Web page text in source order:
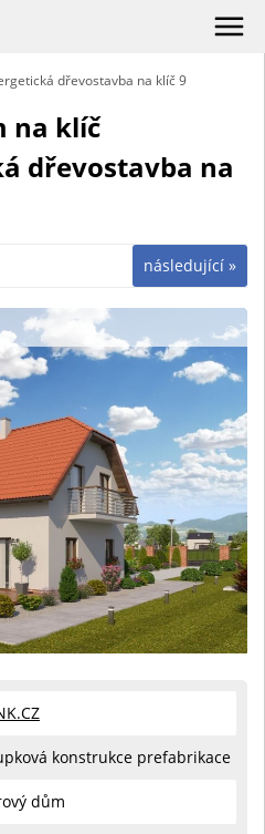
dřevostavba na klíč 9
na klíč
dřevostavba na
následující »
konstrukce prefabrikace
dům